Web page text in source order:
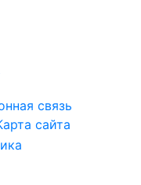
связь
сайта